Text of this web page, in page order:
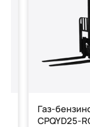
Газ-
CPQYD25-